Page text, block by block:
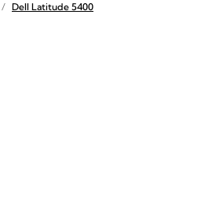
Dell Latitude 5400